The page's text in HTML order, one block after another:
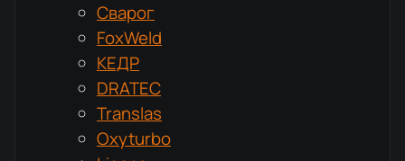
Сварог
FoxWeld
КЕДР
DRATEC
Translas
Oxyturbo